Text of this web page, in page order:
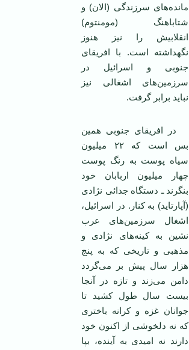
مانده‌های سرزندگی (الان) و
شتاباهنگ (مومنتوم)
انقلابیش را نیز هنوز
نگهداشته است. با افریقای
جنوبی و اسرائیل در
سرزمین‌های اشغالی نیز
نباید برابر گرفت.
در افریقای جنوبی همین
بس است که ۲۲ میلیون
سیاه پوست به رنگ پوست
چهار میلیون اربابان خود
بنگرند ـ دستگاه جدائی نژادی
(آپارتاید) به کنار. در اسرائیل،
اشغال سرزمین‌های عرب
نشین به کینه‌های نژادی و
مذهبی و تاریخی که به پنج
هزار سال پیش بر می‌گردد
دامن می‌زند و تازه در آنجا
بیست سال طول کشید تا
جوانان غزه و کرانه باختری
که نه دلخوشی از اکنون خود
دارند نه امیدی به آینده، بپا